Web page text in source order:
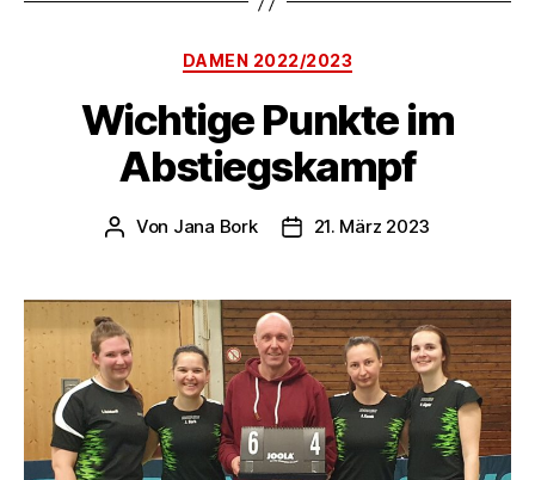
Kategorien
DAMEN 2022/2023
Wichtige Punkte im
Abstiegskampf
Beitragsautor
Von Jana Bork Veröffentlichungsdatum
21. März 2023